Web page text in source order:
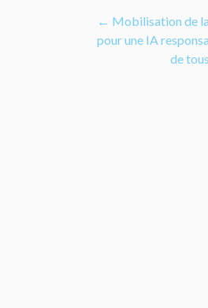
Navigation
de
← Mobilisation de
pour une IA
de tous